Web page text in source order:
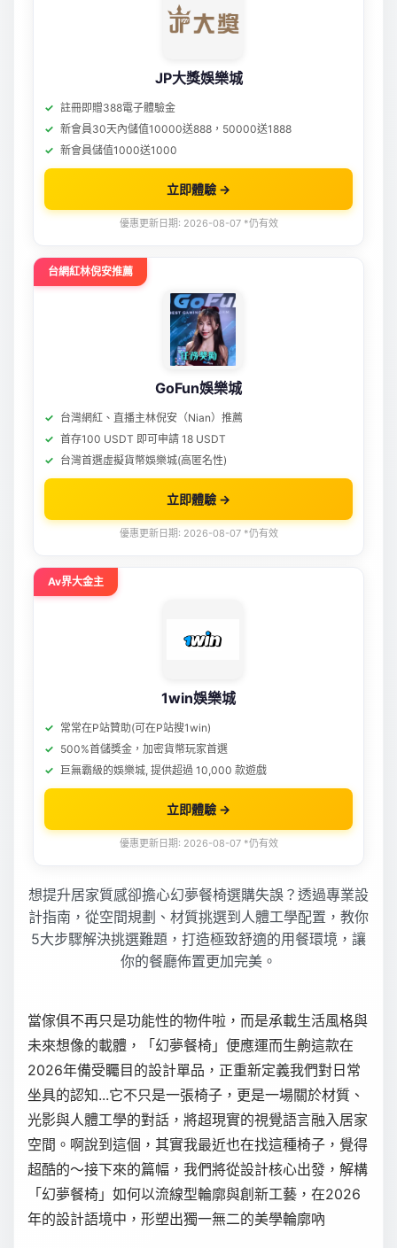
JP大獎娛樂城
註冊即贈388電子體驗金
新會員30天內儲值10000送888，50000送1888
新會員儲值1000送1000
立即體驗 →
優惠更新日期: 2026-08-07 *仍有效
台網紅林倪安推薦
GoFun娛樂城
台灣網紅、直播主林倪安（Nian）推薦
首存100 USDT 即可申請 18 USDT
台灣首選虛擬貨幣娛樂城(高匿名性)
立即體驗 →
優惠更新日期: 2026-08-07 *仍有效
Av界大金主
1win娛樂城
常常在P站贊助(可在P站搜1win)
500%首儲獎金，加密貨幣玩家首選
巨無霸級的娛樂城, 提供超過 10,000 款遊戲
立即體驗 →
優惠更新日期: 2026-08-07 *仍有效
想提升居家質感卻擔心幻夢餐椅選購失誤？透過專業設
計指南，從空間規劃、材質挑選到人體工學配置，教你
5大步驟解決挑選難題，打造極致舒適的用餐環境，讓
你的餐廳佈置更加完美。
當傢俱不再只是功能性的物件啦，而是承載生活風格與
未來想像的載體，「幻夢餐椅」便應運而生齁這款在
2026年備受矚目的設計單品，正重新定義我們對日常
坐具的認知...它不只是一張椅子，更是一場關於材質、
光影與人體工學的對話，將超現實的視覺語言融入居家
空間。啊說到這個，其實我最近也在找這種椅子，覺得
超酷的～接下來的篇幅，我們將從設計核心出發，解構
「幻夢餐椅」如何以流線型輪廓與創新工藝，在2026
年的設計語境中，形塑出獨一無二的美學輪廓吶